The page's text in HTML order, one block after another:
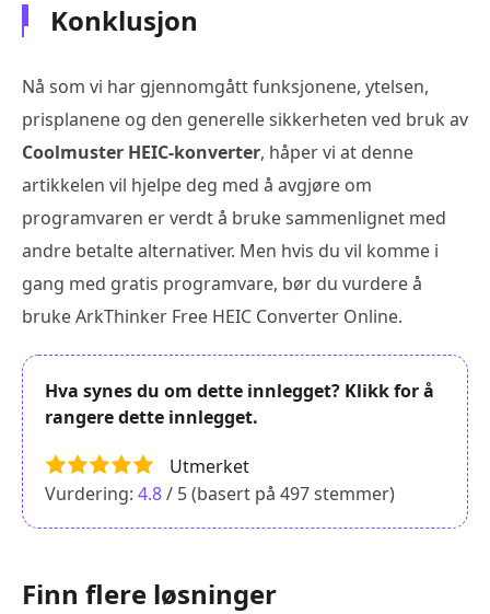
Konklusjon
Nå som vi har gjennomgått funksjonene, ytelsen,
prisplanene og den generelle sikkerheten ved bruk av
Coolmuster HEIC-konverter, håper vi at denne
artikkelen vil hjelpe deg med å avgjøre om
programvaren er verdt å bruke sammenlignet med
andre betalte alternativer. Men hvis du vil komme i
gang med gratis programvare, bør du vurdere å
bruke ArkThinker Free HEIC Converter Online.
Hva synes du om dette innlegget? Klikk for å
rangere dette innlegget.
Utmerket
Vurdering: 4.8/ 5 (basert på 497stemmer)
Finn flere løsninger